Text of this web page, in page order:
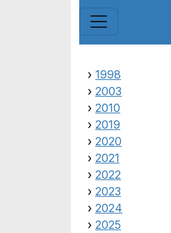
› 1998
› 2003
› 2010
› 2019
› 2020
› 2021
› 2022
› 2023
› 2024
› 2025